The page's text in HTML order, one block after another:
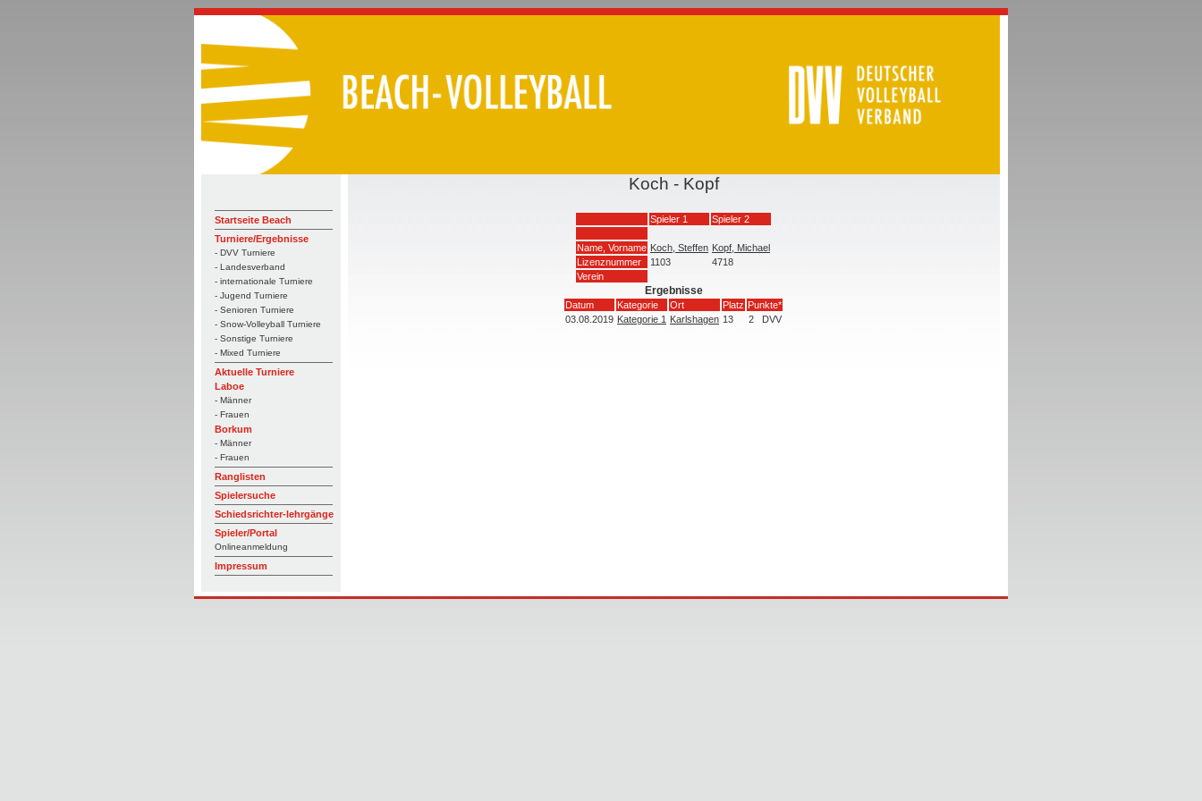
Startseite Beach
Turniere/Ergebnisse
- DVV Turniere
- Landesverband
- internationale Turniere
- Jugend Turniere
- Senioren Turniere
- Snow-Volleyball Turniere
- Sonstige Turniere
- Mixed Turniere
Aktuelle Turniere
Laboe
- Männer
- Frauen
Borkum
- Männer
- Frauen
Ranglisten
Spielersuche
Schiedsrichter-lehrgänge
Spieler/Portal
Onlineanmeldung
Impressum
Koch - Kopf
Spieler 1 Spieler 2
Name, Vorname Koch, Steffen Kopf, Michael
Lizenznummer
1103
4718
Verein
Ergebnisse
Datum Kategorie Ort Platz Punkte*
03.08.2019 Kategorie 1 Karlshagen 13 2 DVV